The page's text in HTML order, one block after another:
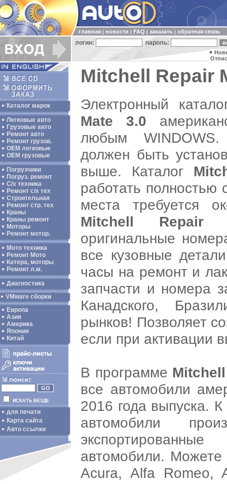
главная новости FAQ заказать обратная связь
логин: пароль:
Каталог марок
Легковые авто
Грузовые авто
Ремонт авто
Ремонт грузов.
ОЕМ легковые
OEM грузовые
Погрузчики
Погруз. ремонт
С/х техника
Ремонт с/х тех
Строительная
Ремонт стр. тех
Краны
Краны ремонт
Моторы
Ремонт мотор.
Мото техника
Ремонт Мото
Катера, моторы
Ремонт л.м.
Диагностика
VMware сборки
Европа
Азия
Америка
Япония
Китай
ИСКАТЬ ВЕЗДЕ
для печати
Карта сайта
Авто ссылки
Mitchell Repair
Электронный
Mate 3.0
любым
должен быть
выше. Каталог
работать полностью
места требуется
Mitchell Repair
оригинальные
все кузовные
часы на ремонт и
запчасти и номера
Канадского,
рынков! Позволяет
если при активации
В программе
все автомобили
2016 года выпуска. К
автомобили
автомобили. Можете
Acura, Alfa Romeo,